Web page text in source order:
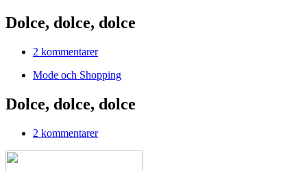
Dolce, dolce, dolce
2 kommentarer
Mode och Shopping
Dolce, dolce, dolce
2 kommentarer